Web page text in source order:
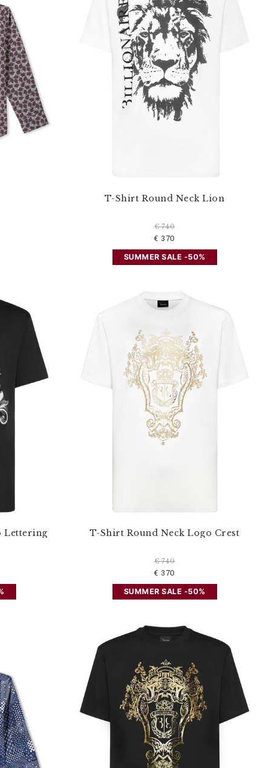
T-Shirt Round Neck Lion
€ 740
€ 370
SUMMER SALE -50%
Lettering T-Shirt Round Neck Logo Crest
€ 740
€ 370
SUMMER SALE -50%